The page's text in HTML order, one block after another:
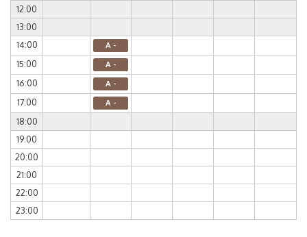
12:00
13:00
14:00
A -
15:00 A -
16:00 A -
17:00 A -
18:00
19:00
20:00
21:00
22:00
23:00